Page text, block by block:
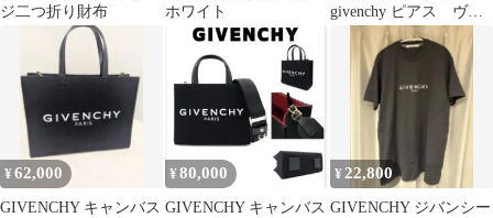
ジ二つ折り財布
ホワイト
givenchy ピアス ヴィ
ンテージ ゴールド
¥62,000
GIVENCHY キャンバス
¥ 80,000
GIVENCHY キャンバス
¥ 22,800
GIVENCHY ジバンシー